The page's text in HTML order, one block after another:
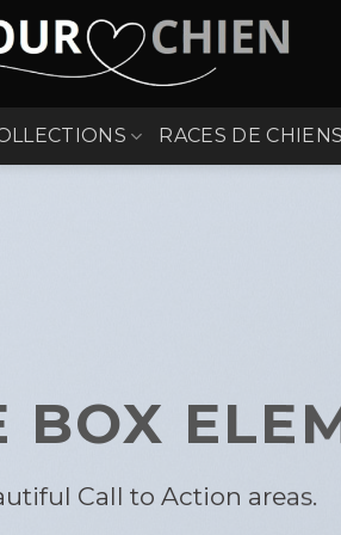
RACES DE CHIENS
BOX
Call to Action areas.